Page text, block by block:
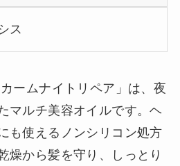
ス
ームナイトリペア」は、夜
マルチ美容オイルです。ヘ
も使えるノンシリコン処方
燥から髪を守り、しっとり